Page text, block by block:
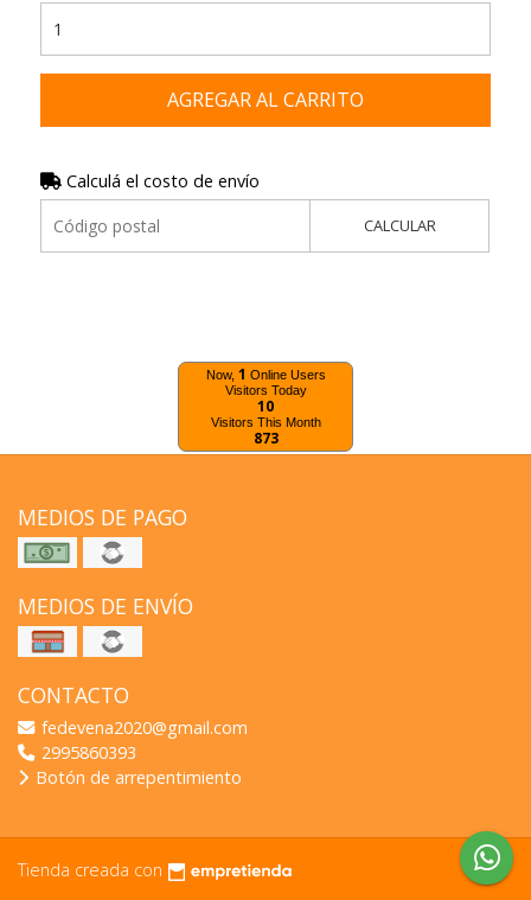
AGREGAR AL CARRITO
Calculá el costo de envío
CALCULAR
Now, 1 Online Users
Visitors Today
10
Visitors This Month
873
MEDIOS DE PAGO
MEDIOS DE ENVÍO
CONTACTO
fedevena2020@gmail.com
2995860393
Botón de arrepentimiento
Tienda creada con